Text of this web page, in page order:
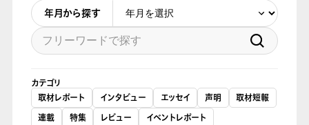
年月から探す
カテゴリ
取材レポート
インタビュー エッセイ 声明
取材短報
連載
特集 レビュー
イベントレポート